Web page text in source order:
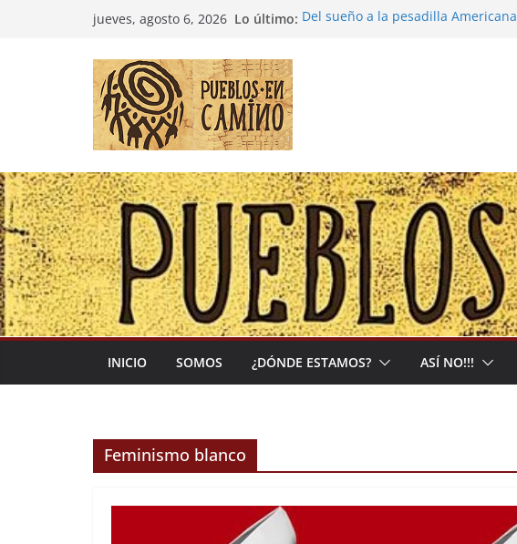
jueves, agosto 6, 2026 Lo último: Del sueño a la pesadilla Americana
INICIO SOMOS ¿DÓNDE ESTAMOS? ASÍ NO!!!
Feminismo blanco